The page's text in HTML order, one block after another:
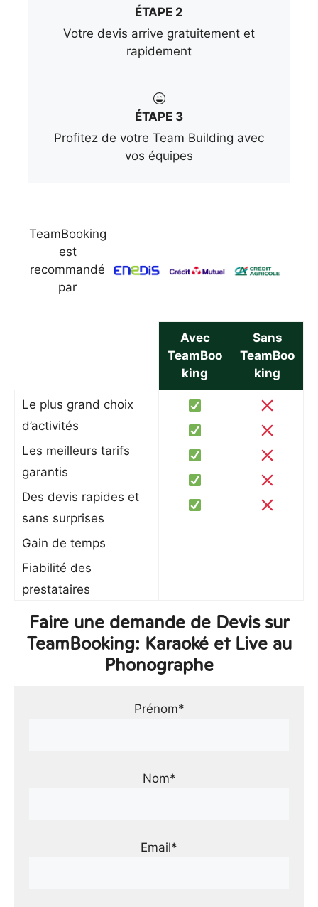
ÉTAPE 2
Votre devis arrive gratuitement et
rapidement
ÉTAPE 3
Profitez de votre Team Building avec
vos équipes
TeamBooking
est
recommandé
par
Avec
TeamBoo
king
Sans
TeamBoo
king
Le plus grand choix
d’activités
Les meilleurs tarifs
garantis
Des devis rapides et
sans surprises
Gain de temps
Fiabilité des
prestataires
Faire une demande de Devis sur
TeamBooking: Karaoké et Live au
Phonographe
Prénom*
Nom*
Email*